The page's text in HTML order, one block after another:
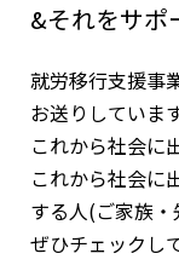
&それをサポ
就労移行支援事
お送りしています
これから社会に
これから社会に
する人(ご家族・
ぜひチェックし